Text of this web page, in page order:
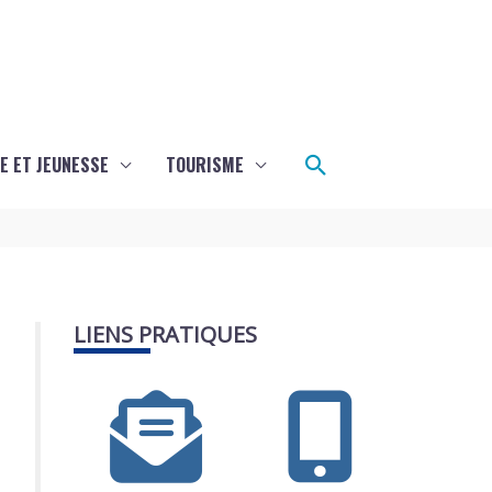
ET JEUNESSE TOURISME Rechercher
LIENS PRATIQUES